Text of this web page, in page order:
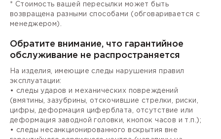
* Стоимость вашей пересылки может быть
возвращена разными способами (обговаривается с
менеджером).
Обратите внимание, что гарантийное
обслуживание не распространяется
На изделия, имеющие следы нарушения правил
эксплуатации:
• следы ударов и механических повреждений
(вмятины, зазубрины, отскочившие стрелки, риски,
цифры, деформация циферблата, отсутствие или
деформация заводной головки, кнопок часов и т.п.);
• следы несанкционированного вскрытия вне